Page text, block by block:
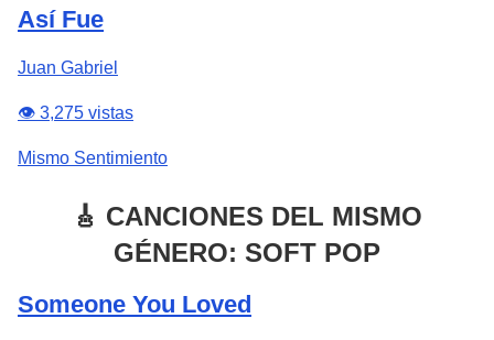
Así Fue
Juan Gabriel
👁️ 3,275 vistas
Mismo Sentimiento
🎸 CANCIONES DEL MISMO
GÉNERO: SOFT POP
Someone You Loved